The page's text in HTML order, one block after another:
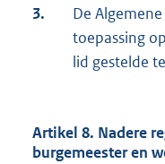
3.
De
toepassing
lid gestelde
Artikel 8. Nadere
burgemeester en